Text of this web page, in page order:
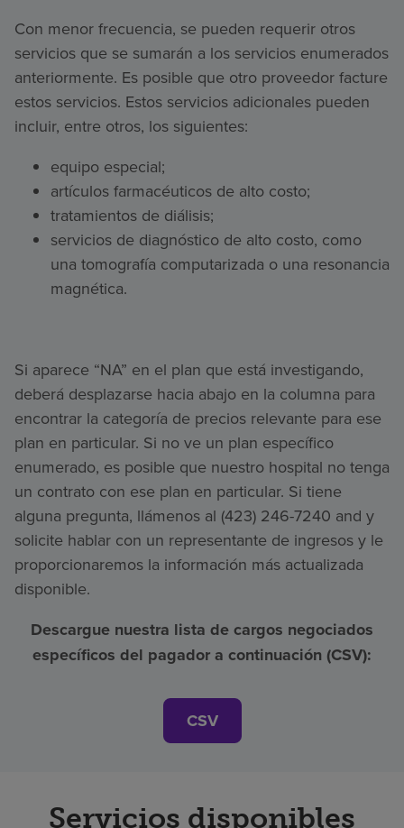
Con menor frecuencia, se pueden requerir otros
servicios que se sumarán a los servicios enumerados
anteriormente. Es posible que otro proveedor facture
estos servicios. Estos servicios adicionales pueden
incluir, entre otros, los siguientes:
equipo especial;
artículos farmacéuticos de alto costo;
tratamientos de diálisis;
servicios de diagnóstico de alto costo, como
una tomografía computarizada o una resonancia
magnética.
Si aparece “NA” en el plan que está investigando,
deberá desplazarse hacia abajo en la columna para
encontrar la categoría de precios relevante para ese
plan en particular. Si no ve un plan específico
enumerado, es posible que nuestro hospital no tenga
un contrato con ese plan en particular. Si tiene
alguna pregunta, llámenos al (423) 246-7240 and y
solicite hablar con un representante de ingresos y le
proporcionaremos la información más actualizada
disponible.
Descargue nuestra lista de cargos negociados
específicos del pagador a continuación (CSV):
CSV
Servicios disponibles